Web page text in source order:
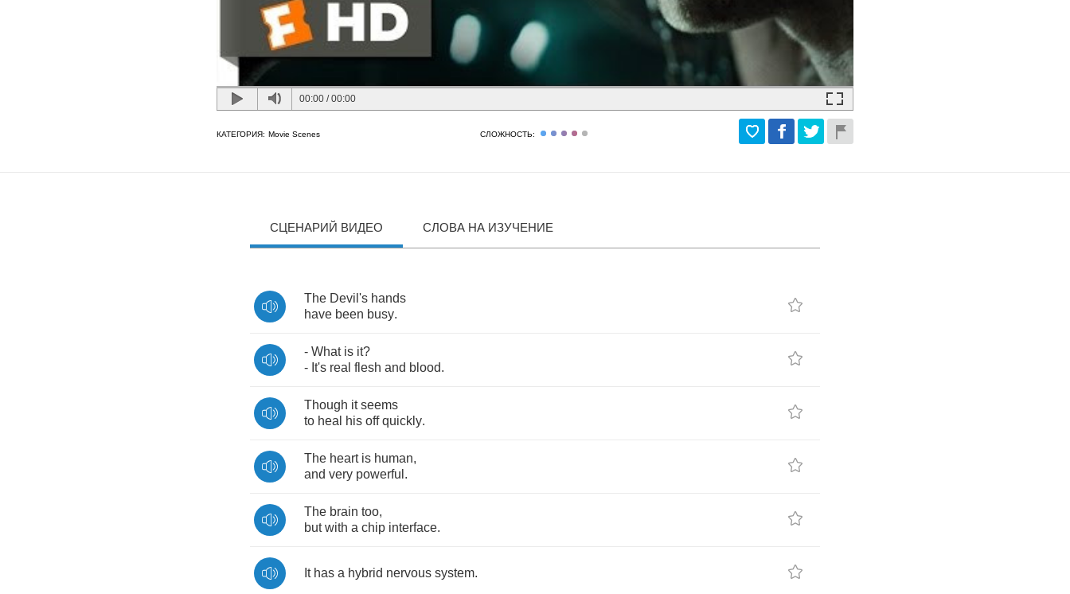
00:00 /00:00
КАТЕГОРИЯ: Movie Scenes СЛОЖНОСТЬ:
СЦЕНАРИЙ ВИДЕО СЛОВА НА ИЗУЧЕНИЕ
The Devil's hands
have been busy.
- What is it?
- It's real flesh and blood.
Though it seems
to heal his off quickly.
The heart is human,
and very powerful .
The brain too,
but with a chip interface.
It has a hybrid nervous system.